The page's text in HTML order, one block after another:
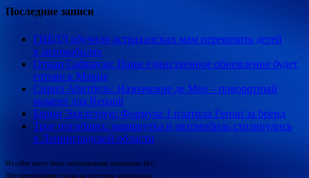
Последние записи
ГИБДД обучили астраханских мам перевозить детей
в автомобилях
Отмар Сафнауэр: Наше единственное обновление будет
готово к Монце
Сирил Абитбуль: Назначение де Мео – поворотный
момент для Renault
Берни Экклстоун: Формула 1 платила Ferrari за бренд
Трое погибших: маршрутка и автомобиль столкнулись
в Ленинградской области
На сайте могут быть опубликованы материалы 18+!
При цитировании ссылка на источник обязательна.